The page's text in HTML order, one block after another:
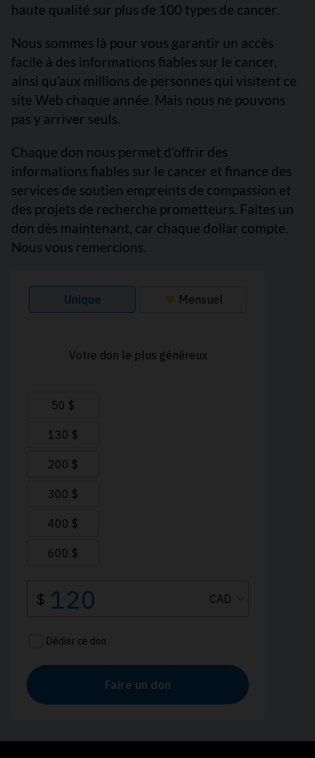
haute qualité sur plus de 100 types de cancer.
Nous sommes là pour vous garantir un accès
facile à des informations fiables sur le cancer,
ainsi qu’aux millions de personnes qui visitent ce
site Web chaque année. Mais nous ne pouvons
pas y arriver seuls.
Chaque don nous permet d’offrir des
informations fiables sur le cancer et finance des
services de soutien empreints de compassion et
des projets de recherche prometteurs. Faites un
don dès maintenant, car chaque dollar compte.
Nous vous remercions.